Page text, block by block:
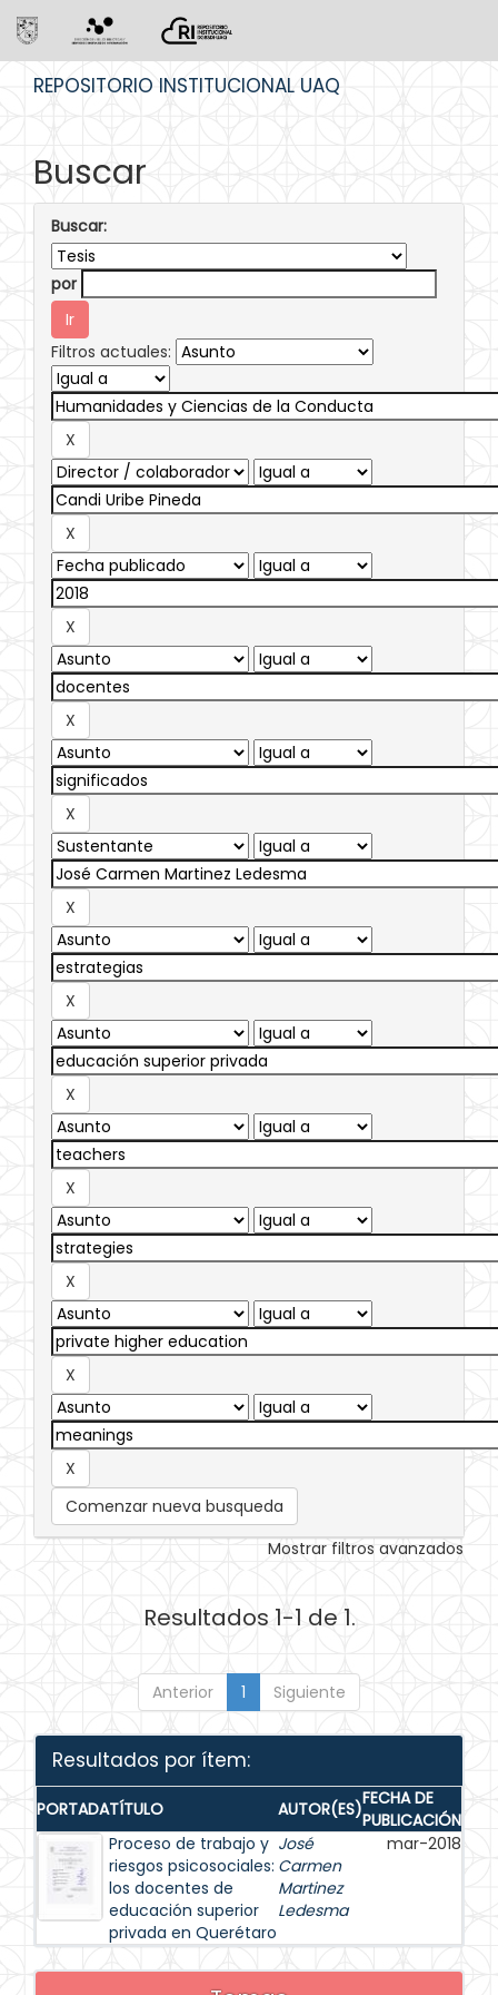
REPOSITORIO INSTITUCIONAL UAQ
Buscar
Buscar:
por
Filtros actuales:
Comenzar nueva busqueda
Mostrar filtros avanzados
Resultados 1-1 de 1.
Anterior 1 Siguiente
Resultados por ítem:
PORTADATÍTULO AUTOR(ES)FECHA DE
PUBLICACIÓN
Proceso de trabajo y
riesgos psicosociales:
los docentes de
educación superior
privada en Querétaro
José
Carmen
Martinez
Ledesma
mar-2018